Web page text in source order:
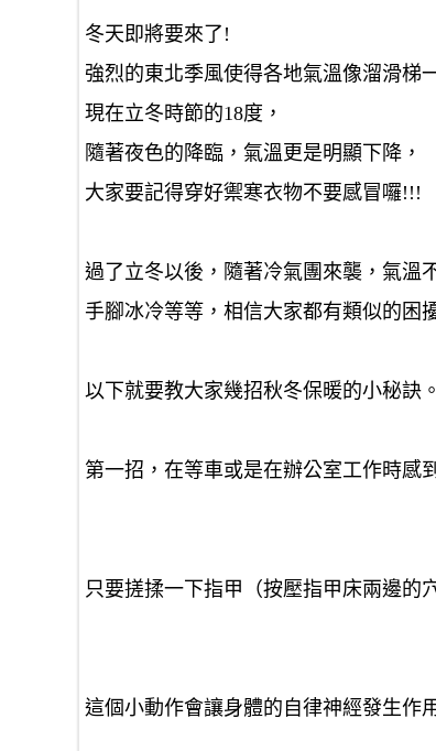
冬天即將要來了!
強烈的東北季風使得各地氣溫像溜滑梯
現在立冬時節的18度，
隨著夜色的降臨，氣溫更是明顯下降，
大家要記得穿好禦寒衣物不要感冒囉!!!
過了立冬以後，隨著冷氣團來襲，氣溫
手腳冰冷等等，相信大家都有類似的困
以下就要教大家幾招秋冬保暖的小秘訣。
第一招，在等車或是在辦公室工作時感
只要搓揉一下指甲 （按壓指甲床兩邊的
這個小動作會讓身體的自律神經發生作